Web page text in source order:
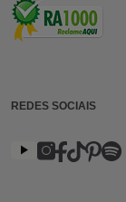
REDES SOCIAIS